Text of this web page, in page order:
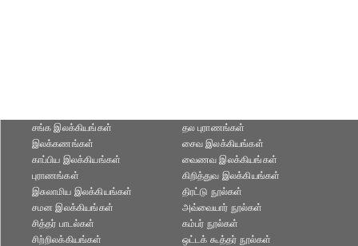
சங்க இலக்கியங்கள்
இலக்கணங்கள்
காப்பிய இலக்கியங்கள்
புராணங்கள்
தல புராணங்கள்
சைவ இலக்கியங்கள்
வைணவ இலக்கியங்கள்
கிறித்துவ இலக்கியங்கள்
இசுலாமிய இலக்கியங்கள்
சமன இலக்கியங்கள்
சித்தர் பாடல்கள்
சிற்றிலக்கியங்கள்
திரட்டு நூல்கள்
அவ்வையார் நூல்கள்
கம்பர் நூல்கள்
ஒட்டக் கூத்தர் நூல்கள்